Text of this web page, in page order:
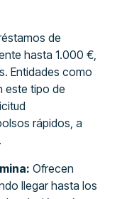
de
hasta 1.000 €,
Entidades como
este tipo de
rápidos, a
Ofrecen
llegar hasta los